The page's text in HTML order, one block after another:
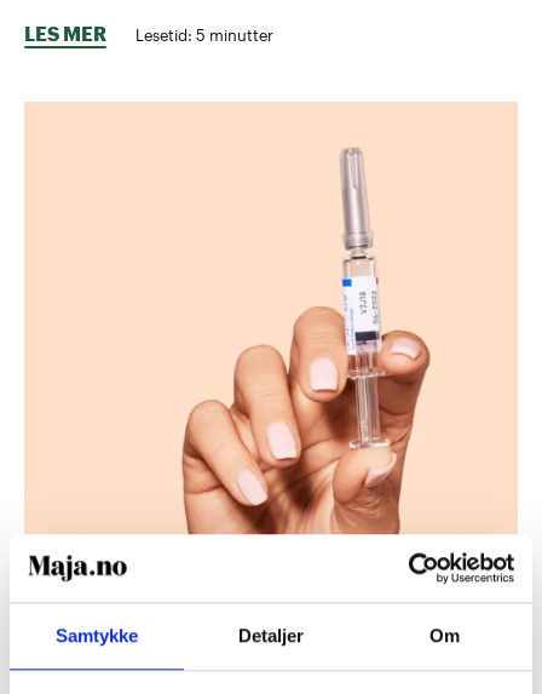
Samtykke Detaljer Om
LES MER Lesetid: 5 minutter
VAKSINER